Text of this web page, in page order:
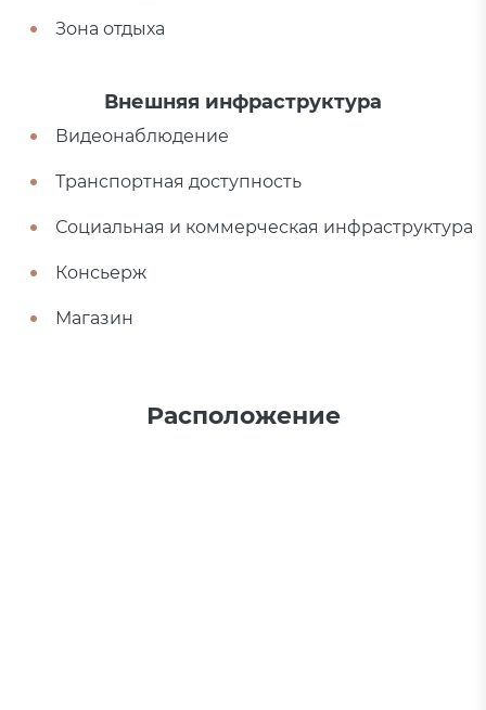
Зона отдыха
Внешняя инфраструктура
Видеонаблюдение
Транспортная доступность
Социальная и коммерческая инфраструктура
Консьерж
Магазин
Расположение